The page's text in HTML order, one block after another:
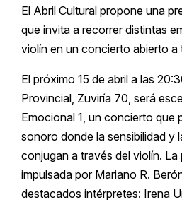
El Abril Cultural propone una
que invita a recorrer distintas
violín en un concierto abierto a
El próximo 15 de abril a las
Provincial, Zuviría 70, será
Emocional 1, un concierto que
sonoro donde la sensibilidad y
conjugan a través del violín.
impulsada por Mariano R.
destacados intérpretes: Irena